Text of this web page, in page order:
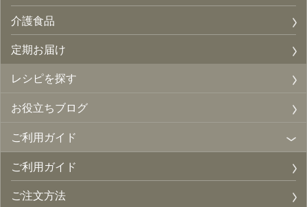
介護食品
定期お届け
レシピを探す
お役立ちブログ
ご利用ガイド
ご利用ガイド
ご注文方法